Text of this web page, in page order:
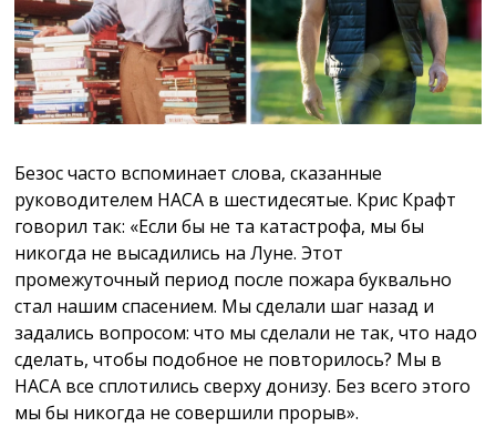
Безос часто вспоминает слова, сказанные
руководителем НАСА в шестидесятые. Крис Крафт
говорил так: «Если бы не та катастрофа, мы бы
никогда не высадились на Луне. Этот
промежуточный период после пожара буквально
стал нашим спасением. Мы сделали шаг назад и
задались вопросом: что мы сделали не так, что надо
сделать, чтобы подобное не повторилось? Мы в
НАСА все сплотились сверху донизу. Без всего этого
мы бы никогда не совершили прорыв».